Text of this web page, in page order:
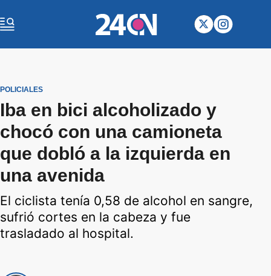
POLICIALES
Iba en bici alcoholizado y
chocó con una camioneta
que dobló a la izquierda en
una avenida
El ciclista tenía 0,58 de alcohol en sangre,
sufrió cortes en la cabeza y fue
trasladado al hospital.